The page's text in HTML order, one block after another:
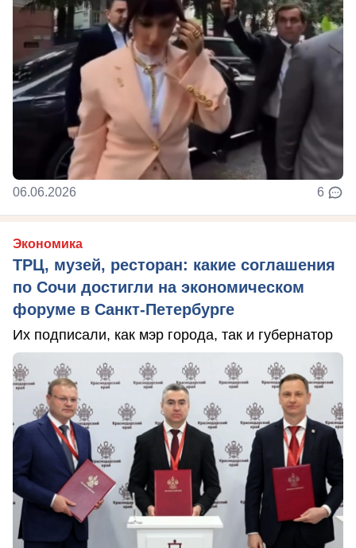
06.06.2026 6
Экономика
ТРЦ, музей, ресторан: какие соглашения
по Сочи достигли на экономическом
форуме в Санкт-Петербурге
Их подписали, как мэр города, так и губернатор